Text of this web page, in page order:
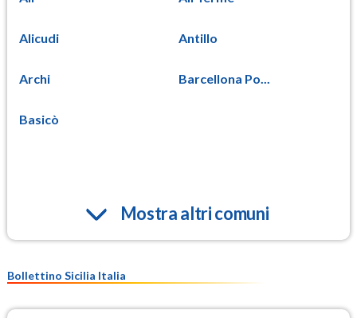
Alicudi Antillo
Archi Barcellona Po...
Basicò
Mostra altri comuni
Bollettino Sicilia Italia